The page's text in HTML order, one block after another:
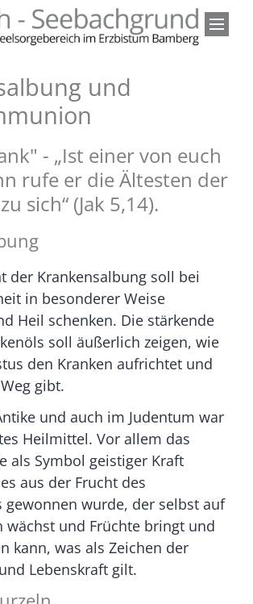
und
- „Ist einer von euch
rufe er die Ältesten der
sich“ (Jak 5,14).
der Krankensalbung soll bei
in besonderer Weise
Heil schenken. Die stärkende
soll äußerlich zeigen, wie
den Kranken aufrichtet und
gibt.
und auch im Judentum war
Heilmittel. Vor allem das
als Symbol geistiger Kraft
aus der Frucht des
gewonnen wurde, der selbst auf
wächst und Früchte bringt und
kann, was als Zeichen der
Lebenskraft gilt.